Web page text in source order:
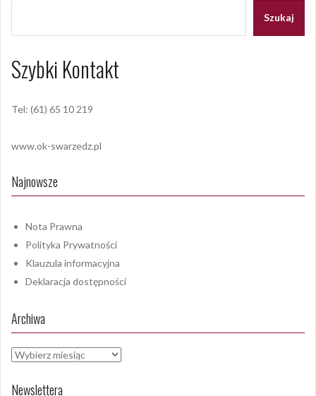
Szukaj
Szybki Kontakt
Tel: (61) 65 10 219
www.ok-swarzedz.pl
Najnowsze
Nota Prawna
Polityka Prywatności
Klauzula informacyjna
Deklaracja dostępności
Archiwa
Archiwa
Newslettera